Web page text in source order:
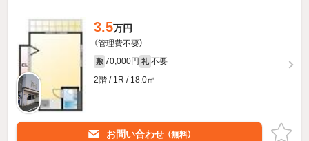
3.5万円
（管理費不要）
敷 70,000円 礼 不要
2階 / 1R / 18.0㎡
お問い合わせ （無料）